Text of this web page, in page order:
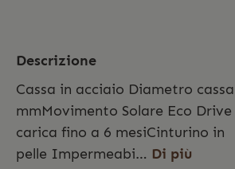
Descrizione
Cassa in acciaio Diametro
mmMovimento Solare Eco
carica fino a 6 mesiCinturino in
pelle Impermeabi… Di più